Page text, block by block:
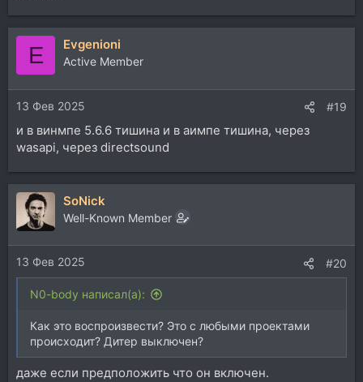
E Evgenioni
Active Member
13 Фев 2025 #19
и в винмпе 5.6.6 тишина и в аимпе тишина, через
wasapi, через directsound
SoNick
Well-Known Member
13 Фев 2025 #20
N0-body написал(а):
Как это воспроизвести? Это с любыми проектами
происходит? Дитер выключен?
даже если предположить что он включен.